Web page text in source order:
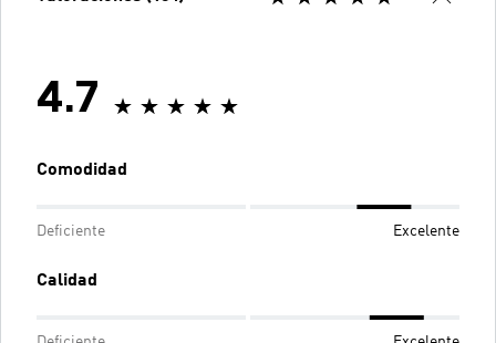
4.7
Comodidad
Deficiente Excelente
Calidad